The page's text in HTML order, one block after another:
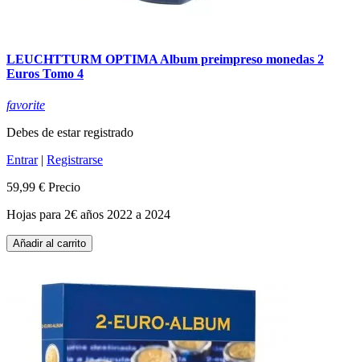
LEUCHTTURM OPTIMA Album preimpreso monedas 2
Euros Tomo 4
favorite
Debes de estar registrado
Entrar| Registrarse
59,99 € Precio
Hojas para 2€ años 2022 a 2024
Añadir al carrito